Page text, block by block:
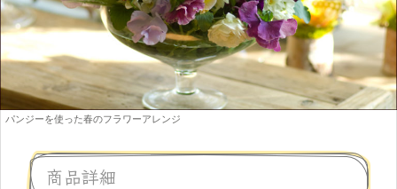
パンジーを使った春のフラワーアレンジ
商品詳細